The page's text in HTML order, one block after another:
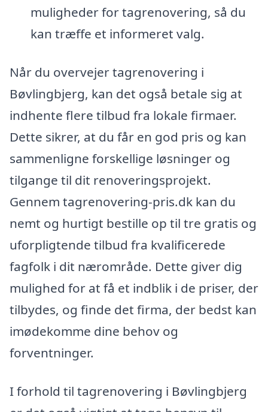
muligheder for tagrenovering, så du
kan træffe et informeret valg.
Når du overvejer tagrenovering i
Bøvlingbjerg, kan det også betale sig at
indhente flere tilbud fra lokale firmaer.
Dette sikrer, at du får en god pris og kan
sammenligne forskellige løsninger og
tilgange til dit renoveringsprojekt.
Gennem tagrenovering-pris.dk kan du
nemt og hurtigt bestille op til tre gratis og
uforpligtende tilbud fra kvalificerede
fagfolk i dit nærområde. Dette giver dig
mulighed for at få et indblik i de priser, der
tilbydes, og finde det firma, der bedst kan
imødekomme dine behov og
forventninger.
I forhold til tagrenovering i Bøvlingbjerg